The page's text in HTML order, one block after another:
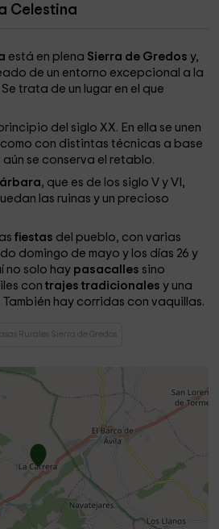
Celestina
está en plena Sierra de Gredos y,
de un entorno excepcional a la
trata de un lugar en el que
del siglo XX. En ella se unen
con distintas técnicas a base
se conserva el retablo.
, que es de los siglo V y VI,
las ruinas y un precioso
fiestas del pueblo, con varias
domingo de mayo y los días 26 y
no solo hay pasacalles sino
contrajes tradicionales y una
hay corridas con vaquillas.
Rurales Sierra de Gredos